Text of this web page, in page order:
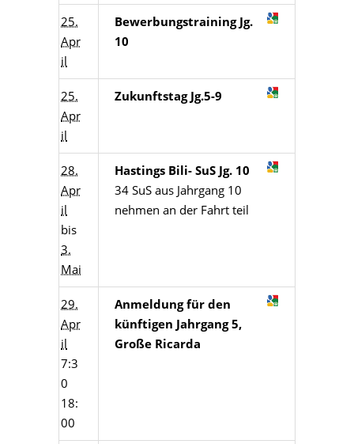
25.
Apr
il
Bewerbungstraining Jg.
10
25.
Apr
il
Zukunftstag Jg.5-9
28.
Apr
il
bis
3.
Mai
Hastings Bili- SuS Jg. 10
34 SuS aus Jahrgang 10
nehmen an der Fahrt teil
29.
Apr
il
7:3
0
18:
00
Anmeldung für den
künftigen Jahrgang 5,
Große Ricarda